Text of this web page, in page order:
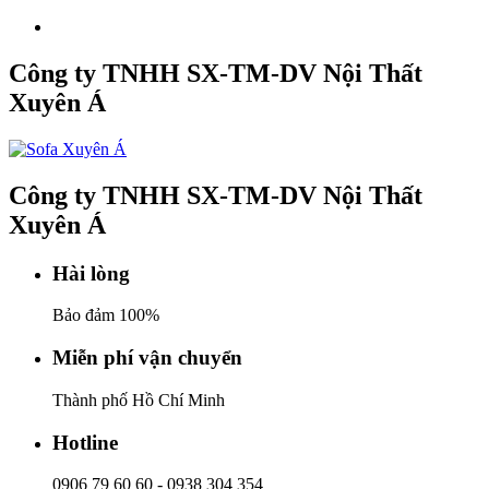
Công ty TNHH SX-TM-DV Nội Thất
Xuyên Á
Công ty TNHH SX-TM-DV Nội Thất
Xuyên Á
Hài lòng
Bảo đảm 100%
Miễn phí vận chuyển
Thành phố Hồ Chí Minh
Hotline
0906 79 60 60 - 0938 304 354